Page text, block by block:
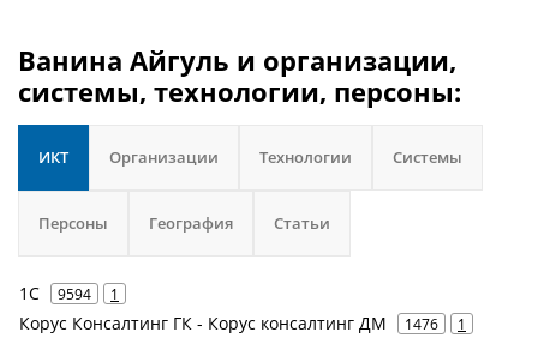
Ванина Айгуль и организации,
системы, технологии, персоны:
ИКТ Организации Технологии Системы
Персоны География Статьи
1С 9594 1
Корус Консалтинг ГК - Корус консалтинг ДМ 1476 1